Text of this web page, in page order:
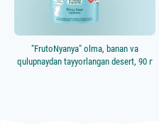
Перед сном
"FrutoNyanya" olma, banan va
qulupnaydan tayyorlangan desert, 90 г